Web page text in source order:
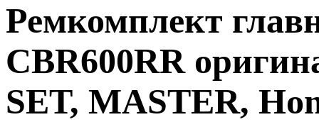
Ремкомплект
CBR600RR
SET, MASTER,